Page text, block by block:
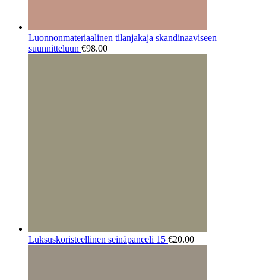
Luonnonmateriaalinen tilanjakaja skandinaaviseen
suunnitteluun €98.00
Luksuskoristeellinen seinäpaneeli 15 €20.00